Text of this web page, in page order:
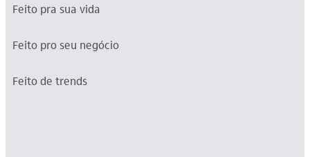
Feito pra sua vida
Feito pro seu negócio
Feito de trends